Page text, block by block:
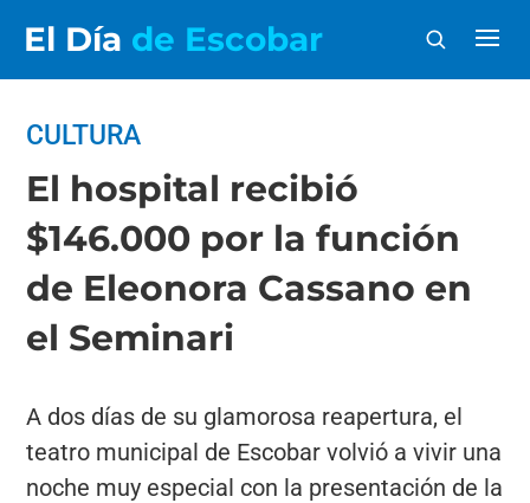
El Día de Escobar
CULTURA
El hospital recibió
$146.000 por la función
de Eleonora Cassano en
el Seminari
A dos días de su glamorosa reapertura, el
teatro municipal de Escobar volvió a vivir una
noche muy especial con la presentación de la